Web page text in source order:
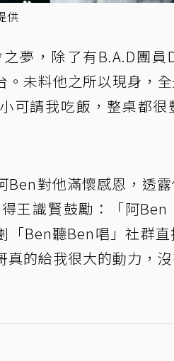
供
夢，除了有B.A.D團
。未料他之所以現身，
可請我吃飯，整桌都
對他滿懷感恩，透
王識賢鼓勵：「阿Ben
Ben聽Ben唱」社群
的給我很大的動力，